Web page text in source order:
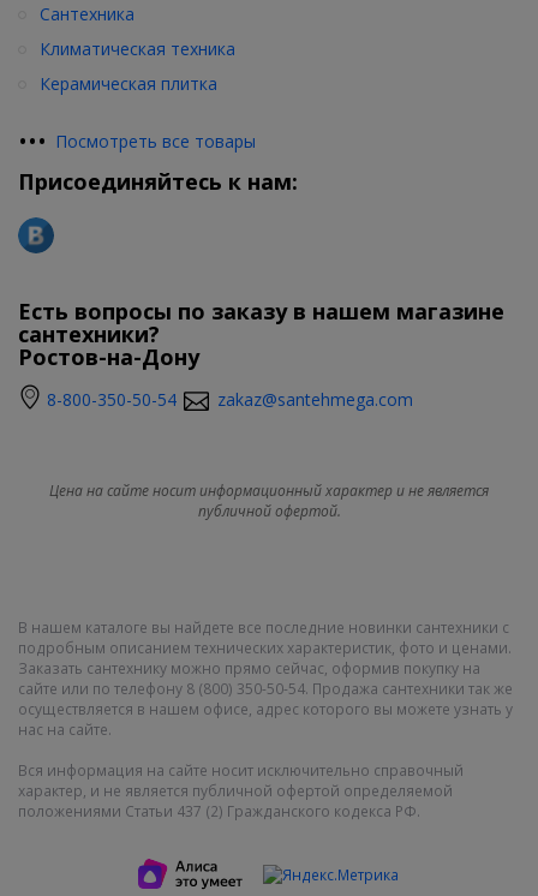
Сантехника
Климатическая техника
Керамическая плитка
••• Посмотреть все товары
Присоединяйтесь к нам:
Есть вопросы по заказу в нашем магазине
сантехники?
Ростов-на-Дону
8-800-350-50-54 zakaz@santehmega.com
Цена на сайте носит информационный характер и не является
публичной офертой.
В нашем каталоге вы найдете все последние новинки сантехники с
подробным описанием технических характеристик, фото и ценами.
Заказать сантехнику можно прямо сейчас, оформив покупку на
сайте или по телефону 8 (800) 350-50-54. Продажа сантехники так же
осуществляется в нашем офисе, адрес которого вы можете узнать у
нас на сайте.
Вся информация на сайте носит исключительно справочный
характер, и не является публичной офертой определяемой
положениями Статьи 437 (2) Гражданского кодекса РФ.